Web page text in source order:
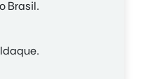
Brasil.